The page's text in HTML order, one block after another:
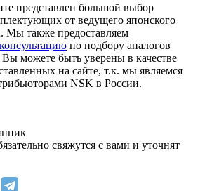
представлен большой выбор
от ведущего японского
Мы также предоставляем
консультацию по подбору аналогов
можете быть уверены в качестве
на сайте, т.к. мы являемся
NSK в России.
свяжутся с вами и уточнят